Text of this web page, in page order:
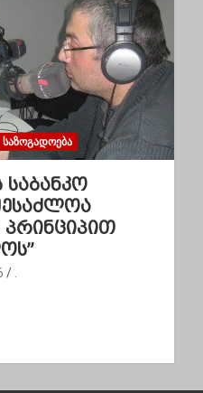
ᲡᲐᲖᲝᲒᲐᲓᲝᲔᲑᲐ
საბანკო